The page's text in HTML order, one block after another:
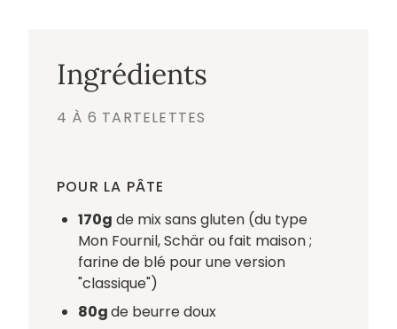
Ingrédients
4 À 6 TARTELETTES
POUR LA PÂTE
170g de mix sans gluten (du type
Mon Fournil, Schär ou fait maison ;
farine de blé pour une version
"classique")
80gde beurre doux